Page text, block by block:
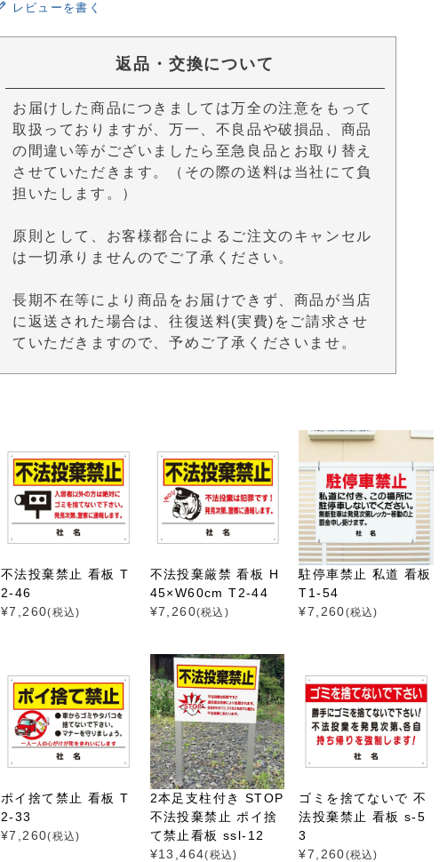
レビューを書く
返品・交換について
お届けした商品につきましては万全の注意をもって
取扱っておりますが、万一、不良品や破損品、商品
の間違い等がございましたら至急良品とお取り替え
させていただきます。（その際の送料は当社にて負
担いたします。）
原則として、お客様都合によるご注文のキャンセル
は一切承りませんのでご了承ください。
長期不在等により商品をお届けできず、商品が当店
に返送された場合は、往復送料(実費)をご請求させ
ていただきますので、予めご了承くださいませ。
不法投棄禁止 看板 T
2-46
¥7,260(税込)
不法投棄厳禁 看板 H
45×W60cm T2-44
¥7,260(税込)
駐停車禁止 私道 看板
T1-54
¥7,260(税込)
ポイ捨て禁止 看板 T
2-33
¥7,260(税込)
2本足支柱付き STOP
不法投棄禁止 ポイ捨
て禁止看板 ssl-12
¥13,464(税込)
ゴミを捨てないで 不
法投棄禁止 看板 s-5
3
¥7,260(税込)